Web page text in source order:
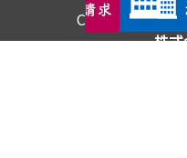
Copyright ©
株